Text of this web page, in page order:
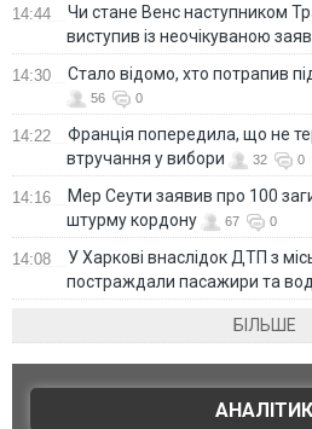
14:44
Чи стане Венс наступником
виступив із неочікуваною
14:30 Стало відомо, хто потрапив
56 0
14:22
Франція попередила, що не
втручання у вибори
32 0
14:16
Мер Сеути заявив про 100
штурму кордону
67 0
14:08
У Харкові внаслідок ДТП з
постраждали пасажири та
БІЛЬШЕ